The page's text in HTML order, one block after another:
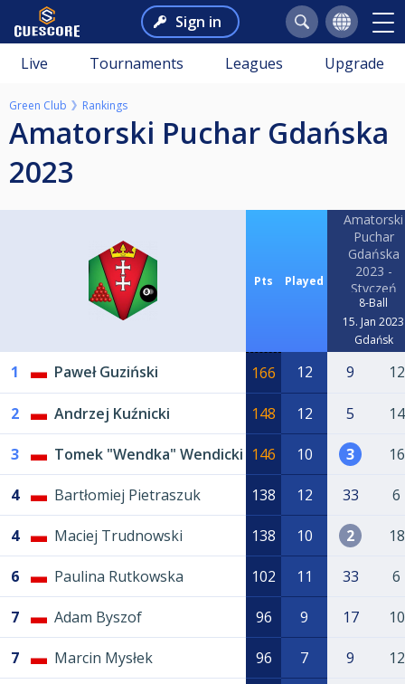
Sign in
Live Tournaments Leagues Upgrade
Green Club Rankings
Amatorski Puchar Gdańska
2023
Pts Played
Amatorski
Puchar
Gdańska
2023 -
Styczeń
8-Ball
15. Jan 2023
Gdańsk
1 Paweł Guziński 166 12 9 12
2 Andrzej Kuźnicki 148 12 5 14
3 Tomek "Wendka" Wendicki 146 10 3 16
4 Bartłomiej Pietraszuk 138 12 33 6
4 Maciej Trudnowski 138 10 2 18
6 Paulina Rutkowska 102 11 33 6
7 Adam Byszof 96 9 17 10
7 Marcin Mysłek 96 7 9 12